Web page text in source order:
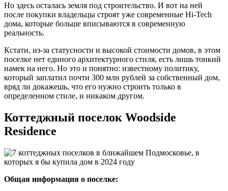
Но здесь осталась земля под строительство. И вот на ней
после покупки владельцы строят уже современные Hi-Tech
дома, которые больше вписываются в современную
реальность.
Кстати, из-за статусности и высокой стоимости домов, в этом
поселке нет единого архитектурного стиля, есть лишь тонкий
намек на него. Но это и понятно: известному политику,
который заплатил почти 300 млн рублей за собственный дом,
вряд ли докажешь, что его нужно строить только в
определенном стиле, и никаком другом.
Коттеджный поселок Woodside
Residence
Общая информация о поселке: